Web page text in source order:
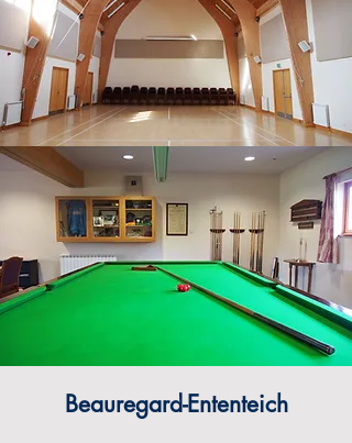
Beauregard-Ententeich